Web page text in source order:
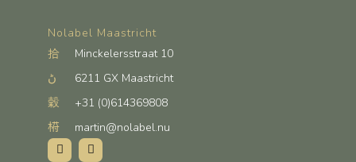
Nolabel Maastricht
Minckelersstraat 10
6211 GX Maastricht
+31 (0)614369808
martin@nolabel.nu